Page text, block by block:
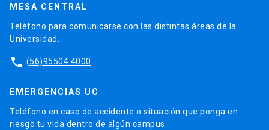
MESA CENTRAL
Teléfono para comunicarse con las distintas áreas de la
Universidad.
phone (56)95504 4000
EMERGENCIAS UC
Teléfono en caso de accidente o situación que ponga en
riesgo tu vida dentro de algún campus.